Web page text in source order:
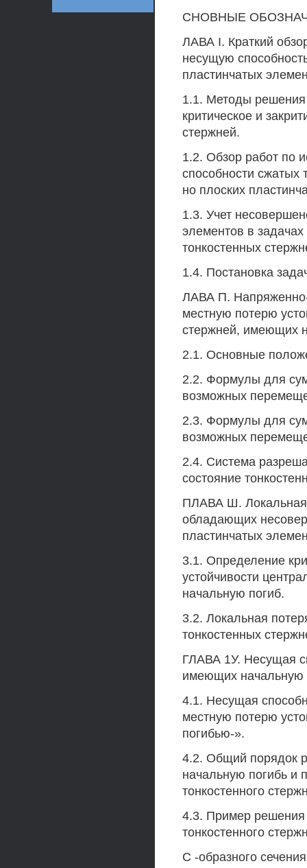
СНОВНЫЕ
ЛАВА I. Краткий
несущую
пластинчатых
1.1. Методы
критическое и
стержней.
1.2. Обзор работ по
способности сжатых
но плоских
1.3. Учет
элементов в
тонкостенных
1.4. Постановка
ЛАВА П.
местную потерю
стержней, имеющих
2.1. Основные
2.2. Формулы для
возможных
2.3. Формулы для
возможных
2.4. Система
состояние
ПЛАВА Ш. Локальная
обладающих
пластинчатых
3.1. Определение
устойчивости
начальную погиб.
3.2. Локальная
тонкостенных
ГЛАВА 1У. Несущая
имеющих начальную
4.1. Несущая
местную потерю
погибью-».
4.2. Общий порядок
начальную погибь и
тонкостенного
4.3. Пример решения
тонкостенного
С -образного